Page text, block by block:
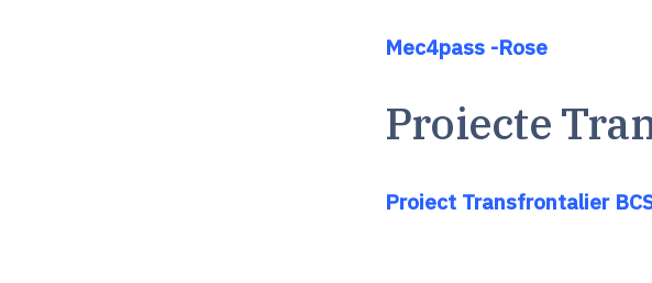
Mec4pass -Rose
Proiecte
Proiect Transfrontalier